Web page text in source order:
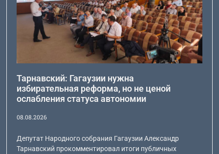
Тарнавский: Гагаузии нужна
избирательная реформа, но не ценой
ослабления статуса автономии
08.08.2026
Депутат Народного собрания Гагаузии Александр
Тарнавский прокомментировал итоги публичных